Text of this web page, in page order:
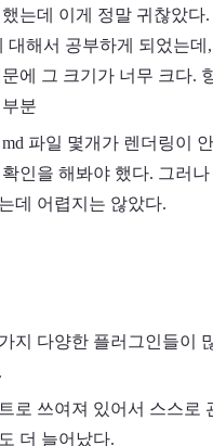
는데 이게 정말 귀찮았다.
대해서 공부하게 되었는
에 그 크기가 너무 크다.
분
파일 몇개가 렌더링이
인을 해봐야 했다. 그러
데 어렵지는 않았다.
지 다양한 플러그인들이
로 쓰여져 있어서 스스로
더 늘어났다.